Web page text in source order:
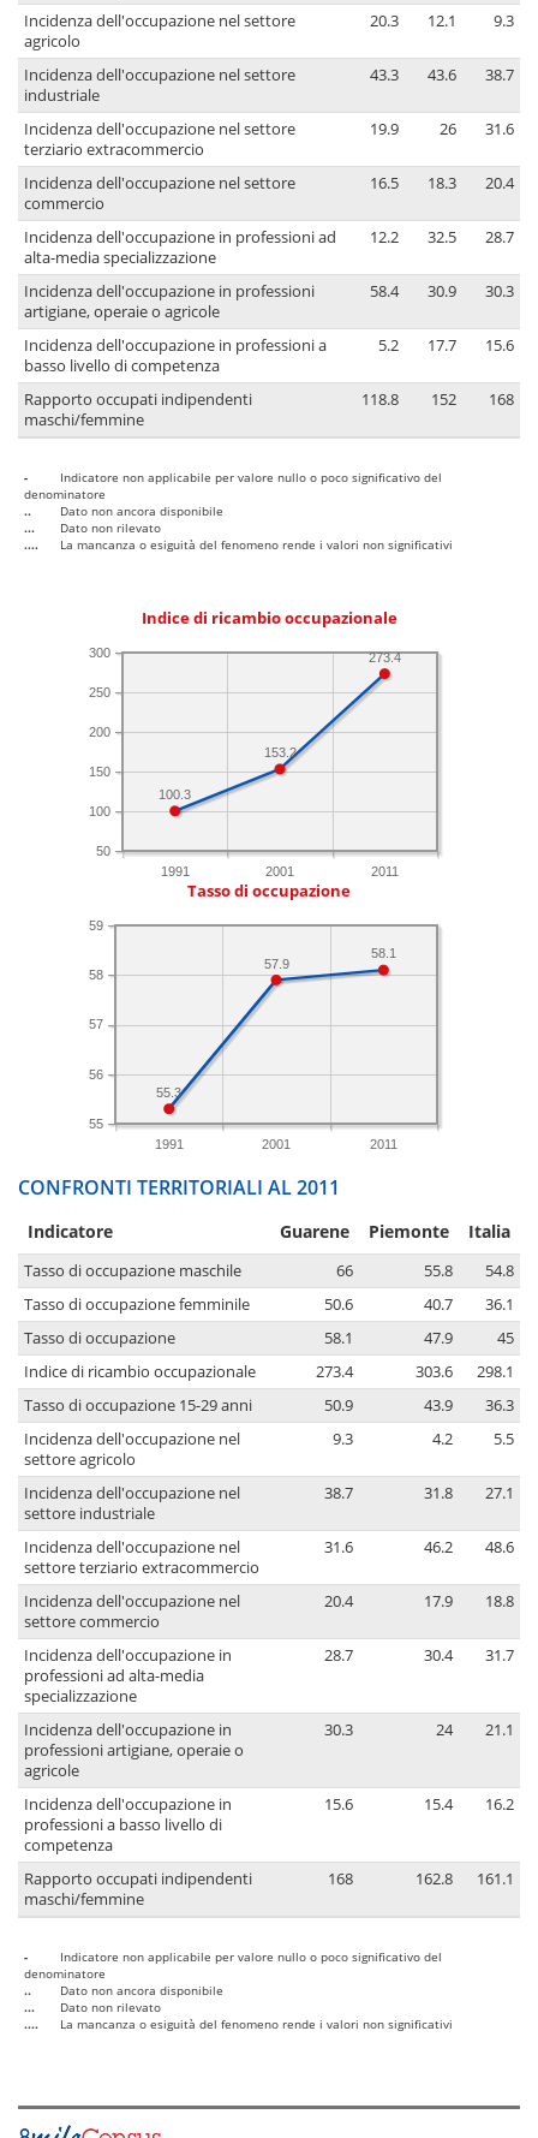
Incidenza dell'occupazione nel settore
agricolo
20.3 12.1 9.3
Incidenza dell'occupazione nel settore
industriale
43.3 43.6 38.7
Incidenza dell'occupazione nel settore
terziario extracommercio
19.9 26 31.6
Incidenza dell'occupazione nel settore
commercio
16.5 18.3 20.4
Incidenza dell'occupazione in professioni ad
alta-media specializzazione
12.2 32.5 28.7
Incidenza dell'occupazione in professioni
artigiane, operaie o agricole
58.4 30.9 30.3
Incidenza dell'occupazione in professioni a
basso livello di competenza
5.2 17.7 15.6
Rapporto occupati indipendenti
maschi/femmine
118.8 152 168
-
Indicatore non applicabile per valore nullo o poco significativo del
denominatore
..
Dato non ancora disponibile
...
Dato non rilevato
....
La mancanza o esiguità del fenomeno rende i valori non significativi
Indice di ricambio occupazionale
1991 2001 2011
50
100
150
200
250
300 273.4
153.2
100.3
Tasso di occupazione
1991 2001 2011
55
56
57
58
59
58.1
57.9
55.3
CONFRONTI TERRITORIALI AL 2011
Indicatore Guarene Piemonte Italia
Tasso di occupazione maschile 66 55.8
54.8
Tasso di occupazione femminile
50.6 40.7
36.1
Tasso di occupazione
58.1 47.9
45
Indice di ricambio occupazionale
273.4 303.6
298.1
Tasso di occupazione 15-29 anni
50.9 43.9
36.3
Incidenza dell'occupazione nel
settore agricolo
9.3 4.2 5.5
Incidenza dell'occupazione nel
settore industriale
38.7 31.8 27.1
Incidenza dell'occupazione nel
settore terziario extracommercio
31.6 46.2 48.6
Incidenza dell'occupazione nel
settore commercio
20.4 17.9 18.8
Incidenza dell'occupazione in
professioni ad alta-media
specializzazione
28.7 30.4 31.7
Incidenza dell'occupazione in
professioni artigiane, operaie o
agricole
30.3 24 21.1
Incidenza dell'occupazione in
professioni a basso livello di
competenza
15.6 15.4 16.2
Rapporto occupati indipendenti
maschi/femmine
168 162.8 161.1
-
Indicatore non applicabile per valore nullo o poco significativo del
denominatore
..
Dato non ancora disponibile
...
Dato non rilevato
....
La mancanza o esiguità del fenomeno rende i valori non significativi